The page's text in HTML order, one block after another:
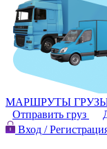
МАРШРУТЫ
Отправить груз
Вход /